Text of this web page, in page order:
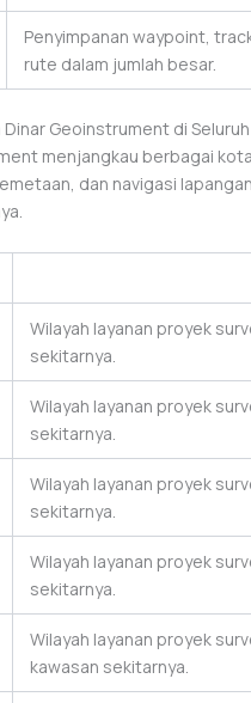
Penyimpanan waypoint,
rute dalam jumlah besar.
Dinar Geoinstrument di
menjangkau berbagai
dan navigasi
Wilayah layanan proyek
sekitarnya.
Wilayah layanan proyek
sekitarnya.
Wilayah layanan proyek
sekitarnya.
Wilayah layanan proyek
sekitarnya.
Wilayah layanan proyek
kawasan sekitarnya.